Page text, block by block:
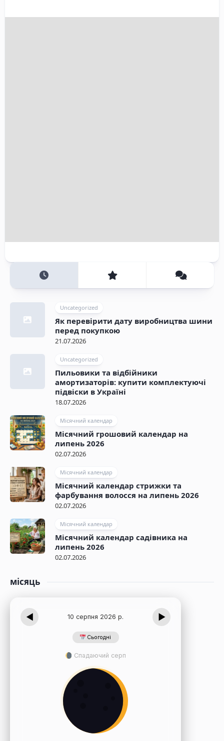
Uncategorized
Як перевірити дату виробництва шини
перед покупкою
21.07.2026
Uncategorized
Пильовики та відбійники
амортизаторів: купити комплектуючі
підвіски в Україні
18.07.2026
Місячний календар
Місячний грошовий календар на
липень 2026
02.07.2026
Місячний календар
Місячний календар стрижки та
фарбування волосся на липень 2026
02.07.2026
Місячний календар
Місячний календар садівника на
липень 2026
02.07.2026
місяць
◀ 10 серпня 2026 р. ▶
Сьогодні
Спадаючий серп